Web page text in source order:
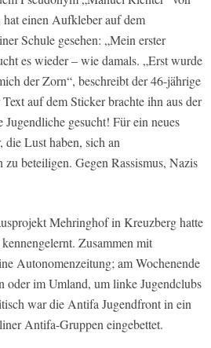
einen Aufkleber auf dem
Schule gesehen: „Mein erster
es wieder – wie damals. „Erst wurde
der Zorn“, beschreibt der 46-jährige
auf dem Sticker brachte ihn aus der
Jugendliche gesucht! Für ein neues
die Lust haben, sich an
beteiligen. Gegen Rassismus, Nazis
Mehringhof in Kreuzberg hatte
Zusammen mit
Autonomenzeitung; am Wochenende
oder im Umland, um linke Jugendclubs
war die Antifa Jugendfront in ein
Antifa-Gruppen eingebettet.